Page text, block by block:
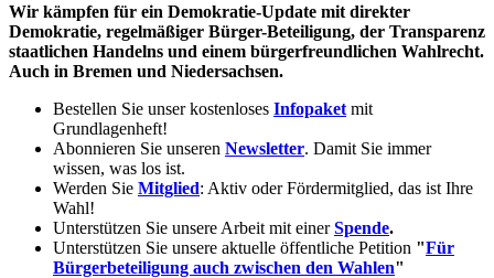
Wir kämpfen für ein Demokratie-Update mit direkter
Demokratie, regelmäßiger Bürger-Beteiligung, der Transparenz
staatlichen Handelns und einem bürgerfreundlichen Wahlrecht.
Auch in Bremen und Niedersachsen.
Bestellen Sie unser kostenloses Infopaket mit
Grundlagenheft!
Abonnieren Sie unseren Newsletter. Damit Sie immer
wissen, was los ist.
Werden Sie Mitglied: Aktiv oder Fördermitglied, das ist Ihre
Wahl!
Unterstützen Sie unsere Arbeit mit einerSpende.
Unterstützen Sie unsere aktuelle öffentliche Petition "Für
Bürgerbeteiligung auch zwischen den Wahlen"